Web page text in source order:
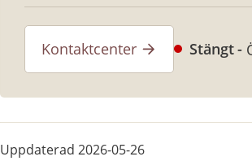
Kontaktcenter Stängt
Uppdaterad 2026-05-26